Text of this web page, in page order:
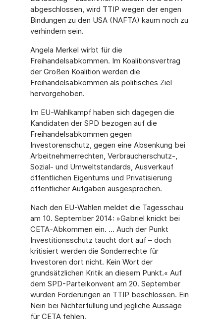
abgeschlossen, wird TTIP wegen der engen
Bindungen zu den USA (NAFTA) kaum noch zu
verhindern sein.
Angela Merkel wirbt für die
Freihandelsabkommen. Im Koalitionsvertrag
der Großen Koalition werden die
Freihandelsabkommen als politisches Ziel
hervorgehoben.
Im EU-Wahlkampf haben sich dagegen die
Kandidaten der SPD bezogen auf die
Freihandelsabkommen gegen
Investorenschutz, gegen eine Absenkung bei
Arbeitnehmerrechten, Verbraucherschutz-,
Sozial- und Umweltstandards, Ausverkauf
öffentlichen Eigentums und Privatisierung
öffentlicher Aufgaben ausgesprochen.
Nach den EU-Wahlen meldet die Tagesschau
am 10. September 2014: »Gabriel knickt bei
CETA-Abkommen ein. … Auch der Punkt
Investitionsschutz taucht dort auf – doch
kritisiert werden die Sonderrechte für
Investoren dort nicht. Kein Wort der
grundsätzlichen Kritik an diesem Punkt.« Auf
dem SPD-Parteikonvent am 20. September
wurden Forderungen an TTIP beschlossen. Ein
Nein bei Nichterfüllung und jegliche Aussage
für CETA fehlen.